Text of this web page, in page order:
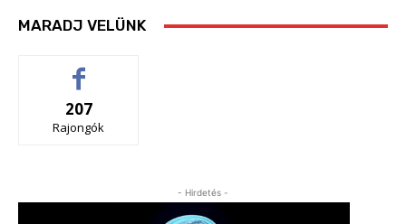
MARADJ VELÜNK
207
Rajongók
- Hirdetés -